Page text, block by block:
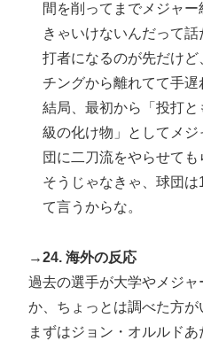
間を削ってまでメジャ
きゃいけないんだって
打者になるのが先だけ
チングから離れてて手遅
結局、最初から「投打
級の化け物」としてメ
団に二刀流をやらせても
そうじゃなきゃ、球団
て言うからな。
→24. 海外の反応
過去の選手が大学やメジ
か、ちょっとは調べた方が
まずはジョン・オルルドあ